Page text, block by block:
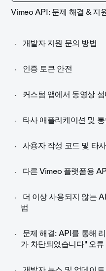
Vimeo API: 문제 해결 & 지
개발자 지원 문의 방법
인증 토큰 안전
커스텀 앱에서 동영상
타사 애플리케이션 및
사용자 작성 코드 및 타
다른 Vimeo 플랫폼용
더 이상 사용되지 않는
법
문제 해결: API를 통해
가 차단되었습니다" 오류